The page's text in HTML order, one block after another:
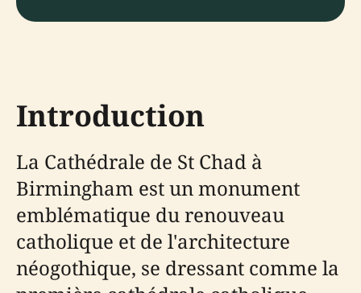
Introduction
La Cathédrale de St Chad à
Birmingham est un monument
emblématique du renouveau
catholique et de l'architecture
néogothique, se dressant comme la